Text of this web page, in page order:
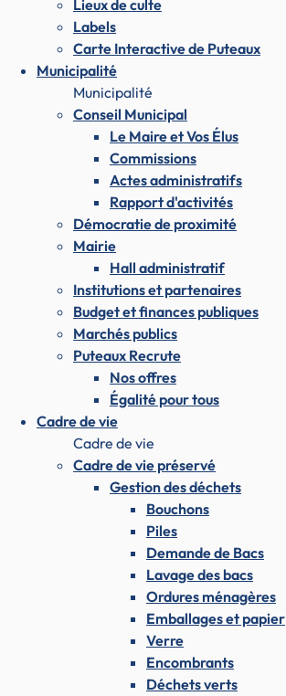
Lieux de culte
Labels
Carte Interactive de Puteaux
Municipalité
Municipalité
Conseil Municipal
Le Maire et Vos Élus
Commissions
Actes administratifs
Rapport d'activités
Démocratie de proximité
Mairie
Hall administratif
Institutions et partenaires
Budget et finances publiques
Marchés publics
Puteaux Recrute
Nos offres
Égalité pour tous
Cadre de vie
Cadre de vie
Cadre de vie préservé
Gestion des déchets
Bouchons
Piles
Demande de Bacs
Lavage des bacs
Ordures ménagères
Emballages et papier
Verre
Encombrants
Déchets verts